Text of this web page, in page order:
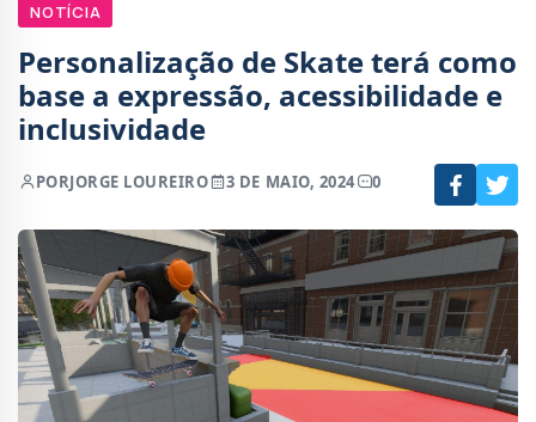
NOTÍCIA
Personalização de Skate terá como
base a expressão, acessibilidade e
inclusividade
PORJORGE LOUREIRO 3 DE MAIO, 2024 0